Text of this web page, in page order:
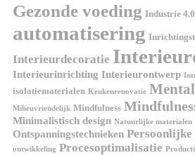
Gezonde voeding Industrie 4.0
automatisering
Interieurdecoratie
Interieurinrichting Interieurontwerp
isolatiematerialen Keukenrenovatie
Milieuvriendelijk Mindfulness
Minimalistisch design Natuurlijke materialen
Ontspanningstechnieken Persoonlijke
ontwikkeling Procesoptimalisatie